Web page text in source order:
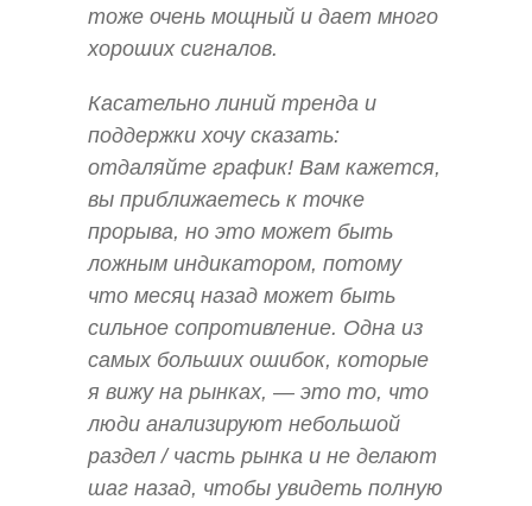
тоже очень мощный и дает много
хороших сигналов.
Касательно линий тренда и
поддержки хочу сказать:
отдаляйте график! Вам кажется,
вы приближаетесь к точке
прорыва, но это может быть
ложным индикатором, потому
что месяц назад может быть
сильное сопротивление. Одна из
самых больших ошибок, которые
я вижу на рынках, — это то, что
люди анализируют небольшой
раздел / часть рынка и не делают
шаг назад, чтобы увидеть полную